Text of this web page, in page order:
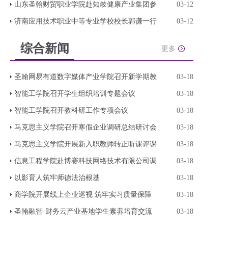
山东圣翰财贸职业学院赴知岐健康产业集团参 03-12
济南应用技术职业中等专业学校校长郭谦一行 03-12
综合新闻 更多
圣翰网易有道数字媒体产业学院召开新学期教 03-18
智能工学院召开学生组织培训专题会议 03-18
智能工学院召开教科研工作专项会议 03-18
马克思主义学院召开寒假企业调研总结研讨会 03-18
马克思主义学院开展新入职教师转正听课评课 03-18
信息工程学院赴博赛科技网络技术有限公司调 03-18
以影育人筑牢师德法治根基 03-18
商学院开展线上企业巡视 筑牢实习质量保障 03-18
圣翰融智·财务云产业基地学生素养培育交流 03-18